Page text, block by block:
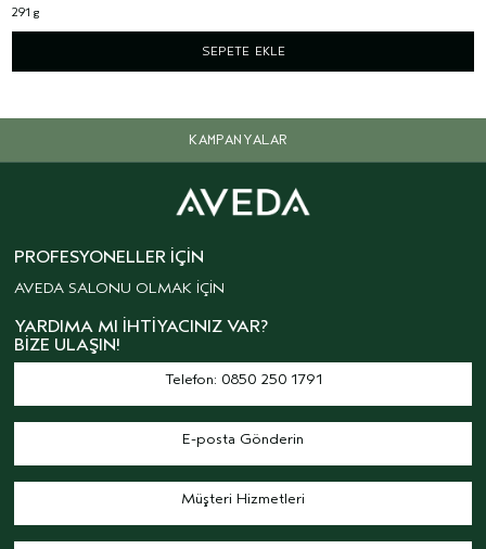
291 g
SEPETE EKLE
KAMPANYALAR
PROFESYONELLER İÇIN
AVEDA SALONU OLMAK İÇİN
YARDIMA MI İHTIYACINIZ VAR?
BIZE ULAŞIN!
Telefon: 0850 250 1791
E-posta Gönderin
Müşteri Hizmetleri